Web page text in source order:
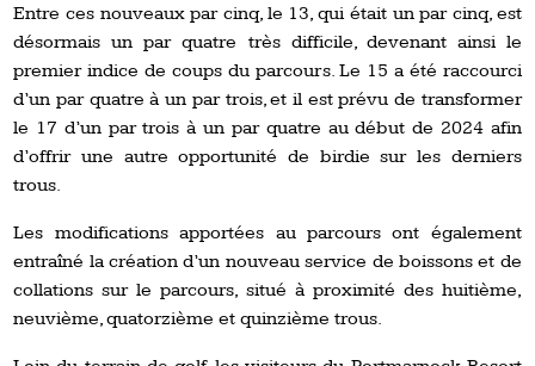
Entre ces nouveaux par cinq, le 13, qui était un par cinq, est
désormais un par quatre très difficile, devenant ainsi le
premier indice de coups du parcours. Le 15 a été raccourci
d’un par quatre à un par trois, et il est prévu de transformer
le 17 d’un par trois à un par quatre au début de 2024 afin
d’offrir une autre opportunité de birdie sur les derniers
trous.
Les modifications apportées au parcours ont également
entraîné la création d’un nouveau service de boissons et de
collations sur le parcours, situé à proximité des huitième,
neuvième, quatorzième et quinzième trous.